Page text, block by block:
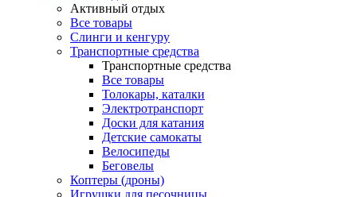
Активный отдых
Все товары
Слинги и кенгуру
Транспортные средства
Транспортные средства
Все товары
Толокары, каталки
Электротранспорт
Доски для катания
Детские самокаты
Велосипеды
Беговелы
Коптеры (дроны)
Игрушки для песочницы